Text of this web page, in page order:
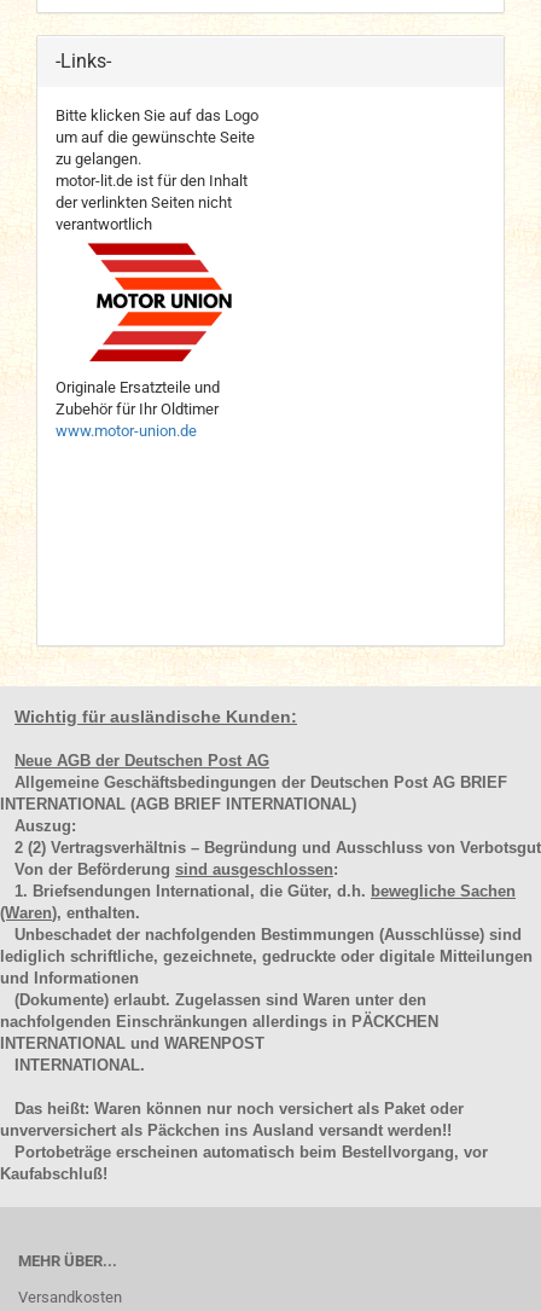
-Links-
Bitte klicken Sie auf das Logo
um auf die gewünschte Seite
zu gelangen.
motor-lit.de ist für den Inhalt
der verlinkten Seiten nicht
verantwortlich
Originale Ersatzteile und
Zubehör für Ihr Oldtimer
www.motor-union.de
Wichtig für ausländische Kunden:
Neue AGB der Deutschen Post AG
Allgemeine Geschäftsbedingungen der Deutschen Post AG BRIEF
INTERNATIONAL (AGB BRIEF INTERNATIONAL)
Auszug:
2 (2) Vertragsverhältnis – Begründung und Ausschluss von Verbotsgut
Von der Beförderung sind ausgeschlossen:
1. Briefsendungen International, die Güter, d.h. bewegliche Sachen
(Waren), enthalten.
Unbeschadet der nachfolgenden Bestimmungen (Ausschlüsse) sind
lediglich schriftliche, gezeichnete, gedruckte oder digitale Mitteilungen
und Informationen
(Dokumente) erlaubt. Zugelassen sind Waren unter den
nachfolgenden Einschränkungen allerdings in PÄCKCHEN
INTERNATIONAL und WARENPOST
INTERNATIONAL.
Das heißt: Waren können nur noch versichert als Paket oder
unverversichert als Päckchen ins Ausland versandt werden!!
Portobeträge erscheinen automatisch beim Bestellvorgang, vor
Kaufabschluß!
MEHR ÜBER...
Versandkosten